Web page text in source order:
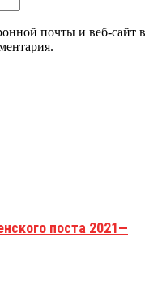
почты и веб-сайт в
поста 2021—